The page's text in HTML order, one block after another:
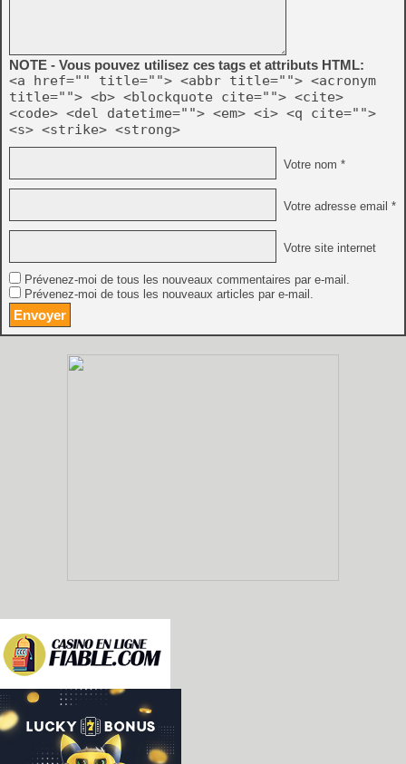
NOTE - Vous pouvez utilisez ces tags et attributs HTML:
<a href="" title=""> <abbr title=""> <acronym
title=""> <b> <blockquote cite=""> <cite>
<code> <del datetime=""> <em> <i> <q cite="">
<s> <strike> <strong>
Votre nom *
Votre adresse email *
Votre site internet
Prévenez-moi de tous les nouveaux commentaires par e-mail.
Prévenez-moi de tous les nouveaux articles par e-mail.